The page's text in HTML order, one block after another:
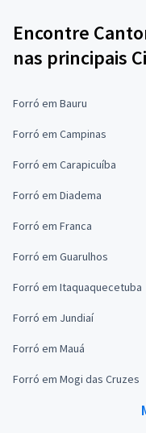
Encontre
nas principais
Forró em Bauru
Forró em Campinas
Forró em Carapicuíba
Forró em Diadema
Forró em Franca
Forró em Guarulhos
Forró em Itaquaquecetuba
Forró em Jundiaí
Forró em Mauá
Forró em Mogi das Cruzes